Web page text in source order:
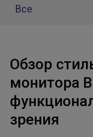
Все
Обзор
монитора
зрения